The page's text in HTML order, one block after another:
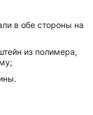
в обе стороны на
из полимера,